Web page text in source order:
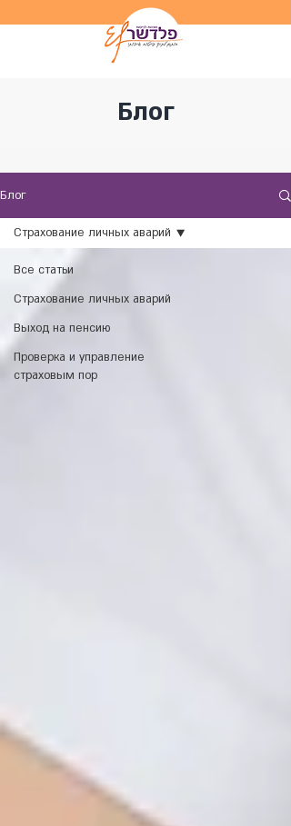
Блог
Блог
Все статьи
Страхование личных аварий
Выход на пенсию
Проверка и управление
страховым пор
Страхование личных аварий